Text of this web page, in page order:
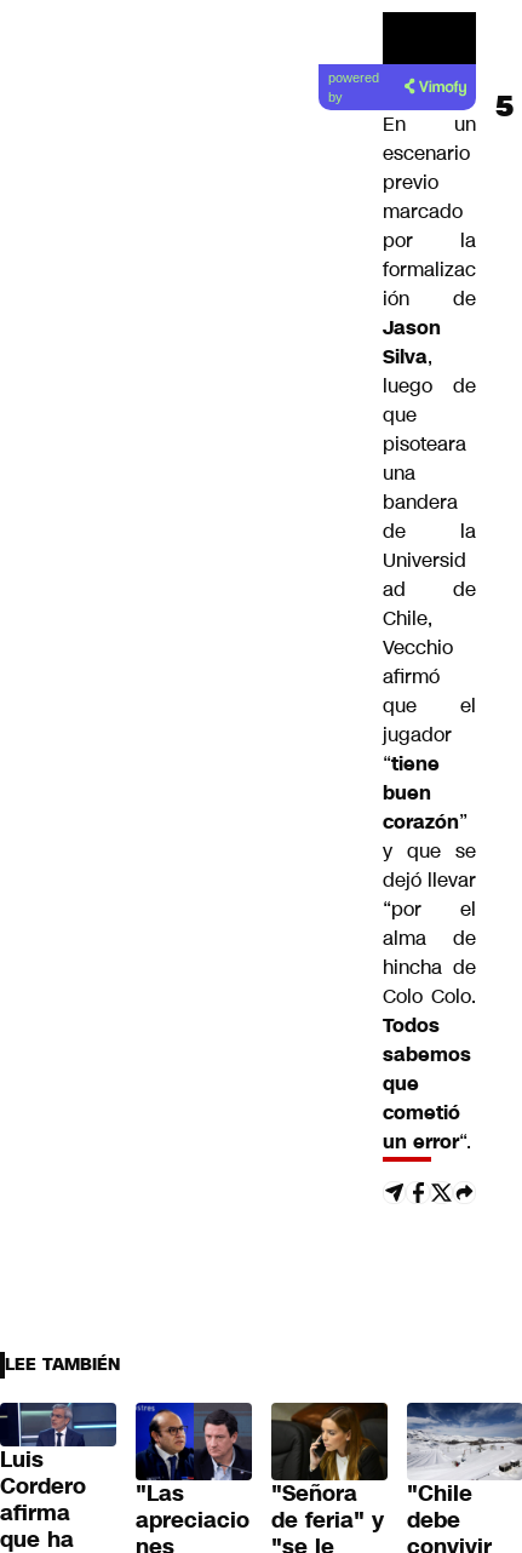
powered
by
En un
escenario
previo
marcado
por la
formalizac
ión de
Jason
Silva,
luego de
que
pisoteara
una
bandera
de la
Universid
ad de
Chile,
Vecchio
afirmó
que el
jugador
“tiene
buen
corazón”
y que se
dejó llevar
“por el
alma de
hincha de
Colo Colo.
Todos
sabemos
que
cometió
un error“.
LEE TAMBIÉN
Luis
Cordero
afirma
que ha
"Las
apreciacio
"Señora
de feria" y
"Chile
debe